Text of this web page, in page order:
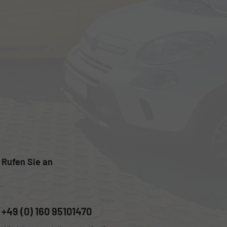
Rufen Sie an
+49 (0) 160 95101470